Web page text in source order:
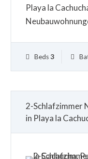
Playa la
Beds 3
2-Schlafzimmer
in Playa la